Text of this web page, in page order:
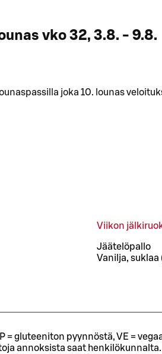
vko 32, 3.8. - 9.8.
joka 10. lounas
Viikon
Jäätelöpallo
Vanilja, suklaa
= gluteeniton pyynnöstä, VE =
annoksista saat henkilökunnalta.